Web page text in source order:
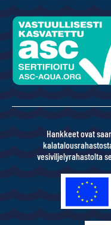
Hankkeet ovat
vesiviljelyrahastolta